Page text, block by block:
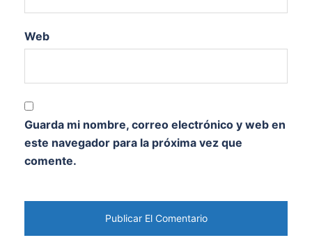
Web
Guarda mi nombre, correo electrónico y web en
este navegador para la próxima vez que
comente.